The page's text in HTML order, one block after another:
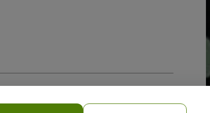
w przypadku urządzeń mobilnych